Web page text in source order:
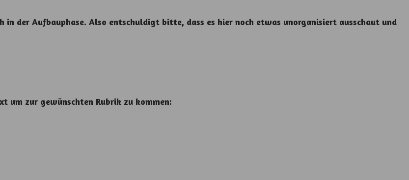
der Aufbauphase. Also entschuldigt bitte, dass es hier noch etwas unorganisiert ausschaut und
um zur gewünschten Rubrik zu kommen: